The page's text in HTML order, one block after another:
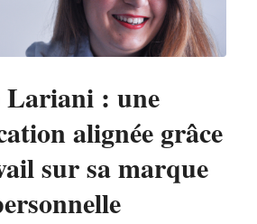
: une
alignée grâce
sur sa marque